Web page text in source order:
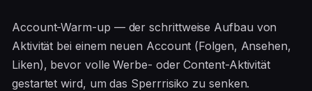
Account-Warm-up — der schrittweise Aufbau von
Aktivität bei einem neuen Account (Folgen, Ansehen,
Liken), bevor volle Werbe- oder Content-Aktivität
gestartet wird, um das Sperrrisiko zu senken.